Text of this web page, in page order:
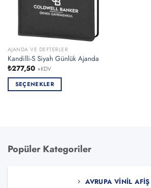
AJANDA VE DEFTERLER
Kandilli-S Siyah Günlük Ajanda
₺277,50 +KDV
SEÇENEKLER
var.
Popüler Kategoriler
AVRUPA VINIL AFIŞ